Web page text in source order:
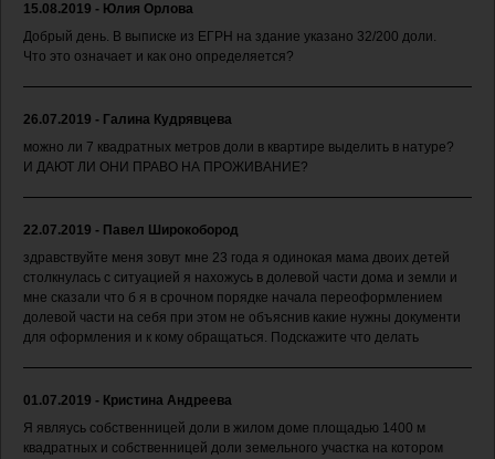
15.08.2019 - Юлия Орлова
Добрый день. В выписке из ЕГРН на здание указано 32/200 доли.
Что это означает и как оно определяется?
26.07.2019 - Галина Кудрявцева
можно ли 7 квадратных метров доли в квартире выделить в натуре?
И ДАЮТ ЛИ ОНИ ПРАВО НА ПРОЖИВАНИЕ?
22.07.2019 - Павел Широкобород
здравствуйте меня зовут мне 23 года я одинокая мама двоих детей
столкнулась с ситуацией я нахожусь в долевой части дома и земли и
мне сказали что б я в срочном порядке начала переоформлением
долевой части на себя при этом не объяснив какие нужны документи
для оформления и к кому обращаться. Подскажите что делать
01.07.2019 - Кристина Андреева
Я являусь собственницей доли в жилом доме площадью 1400 м
квадратных и собственницей доли земельного участка на котором